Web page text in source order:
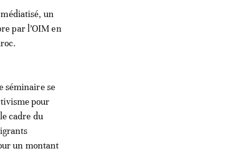
un
par l’OIM en
séminaire se
pour
cadre du
un montant